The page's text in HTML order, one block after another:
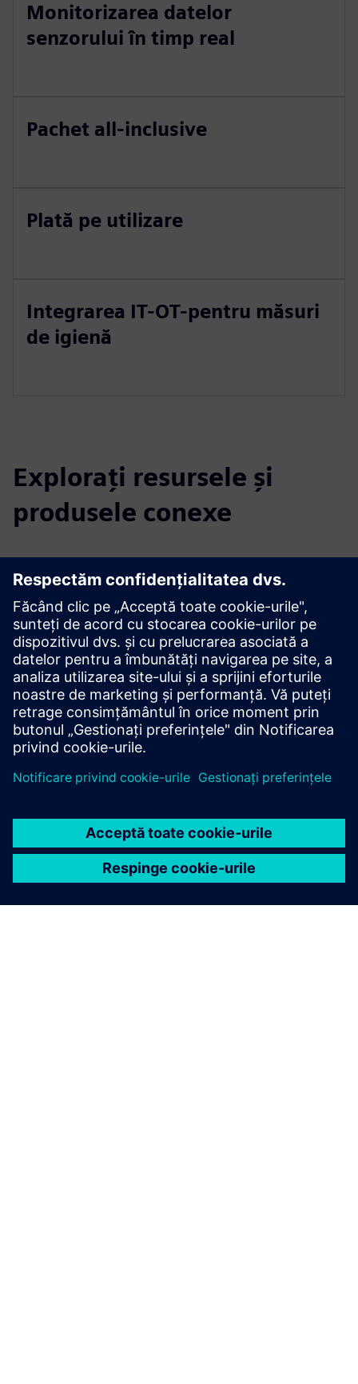
Monitorizarea datelor
senzorului în timp real
Pachet all-inclusive
Plată pe utilizare
Integrarea IT-OT-pentru măsuri
de igienă
Explorați resursele și
produsele conexe
Informații și resurse suplimentare
Evonik - Active Oxygens - Water Hygiene as a Service
Cultivarea curată - Elementele Evonik 2/2024
Ce este peroxidul de hidrogen?
Produse cu peroxid de hidrogen de la Evonik
Condiții preliminare